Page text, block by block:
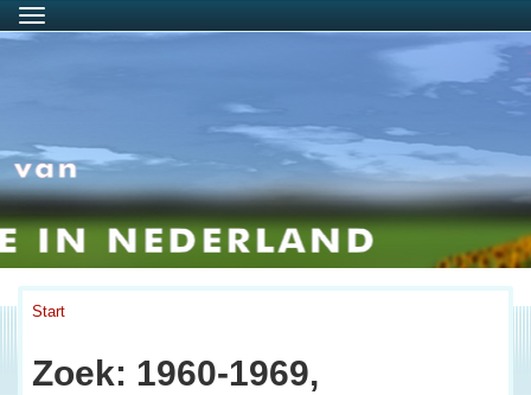
Menu
Start
Zoek: 1960-1969,